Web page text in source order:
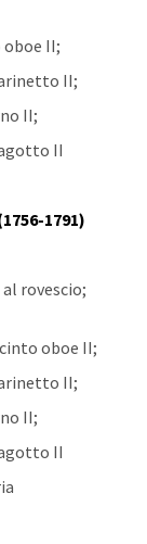
oboe II;
II;
II;
II
1791)
rovescio;
oboe II;
II;
II;
II